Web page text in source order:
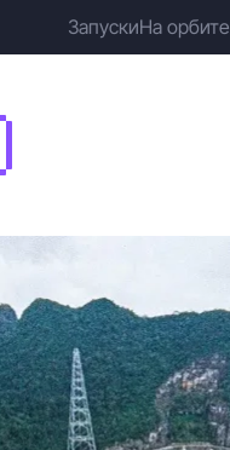
ЗапускиНа орбите